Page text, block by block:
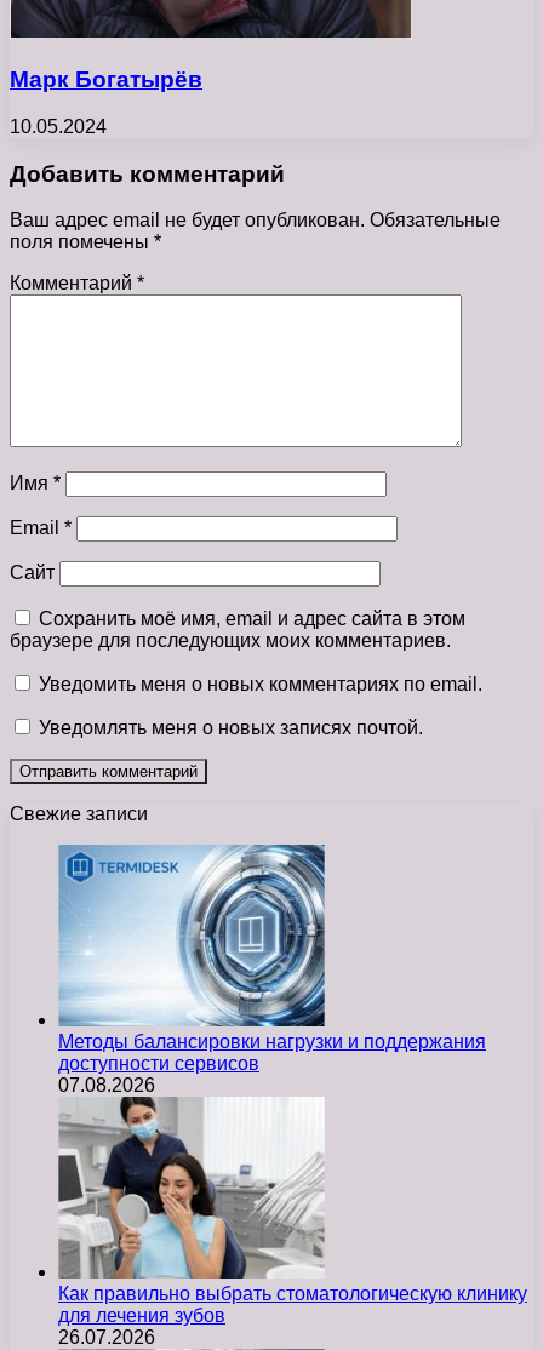
Марк Богатырёв
10.05.2024
Добавить комментарий
Ваш адрес email не будет опубликован. Обязательные
поля помечены *
Комментарий *
Имя *
Email *
Сайт
Сохранить моё имя, email и адрес сайта в этом
браузере для последующих моих комментариев.
Уведомить меня о новых комментариях по email.
Уведомлять меня о новых записях почтой.
Свежие записи
Методы балансировки нагрузки и поддержания
доступности сервисов
07.08.2026
Как правильно выбрать стоматологическую клинику
для лечения зубов
26.07.2026